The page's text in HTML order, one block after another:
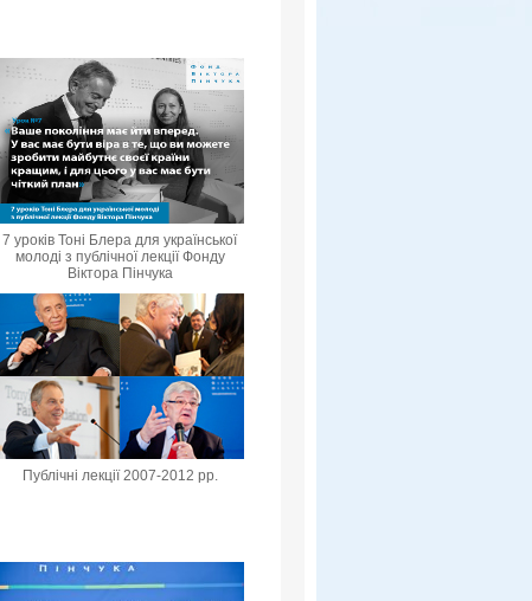
7 уроків Тоні Блера для української
молоді з публічної лекції Фонду
Віктора Пінчука
Публічні лекції 2007-2012 рр.